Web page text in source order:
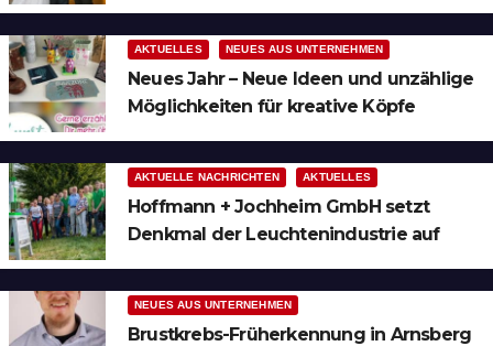
AKTUELLES NEUES AUS UNTERNEHMEN
Neues Jahr – Neue Ideen und unzählige
Möglichkeiten für kreative Köpfe
AKTUELLE NACHRICHTEN AKTUELLES
Hoffmann + Jochheim GmbH setzt
Denkmal der Leuchtenindustrie auf
NEUES AUS UNTERNEHMEN
Brustkrebs-Früherkennung in Arnsberg